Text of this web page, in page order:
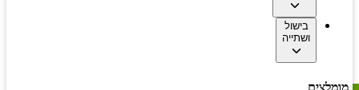
בישול
ושתייה
מומלצים